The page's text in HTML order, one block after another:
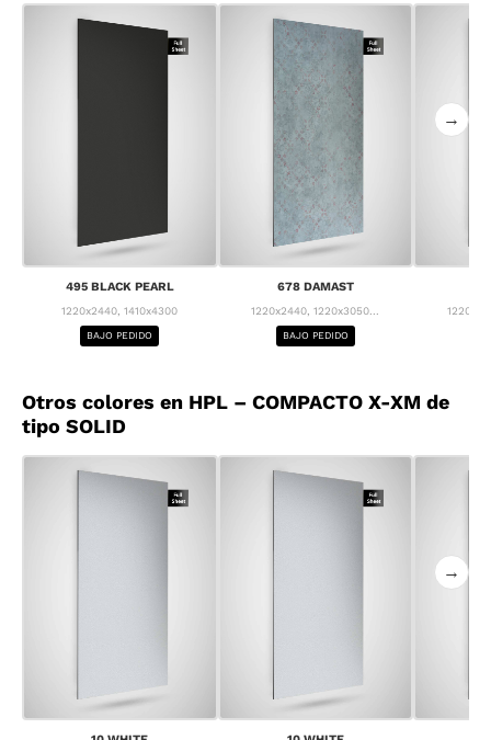
495 BLACK PEARL
1220x2440, 1410x4300
BAJO PEDIDO
678 DAMAST
1220x2440, 1220x3050...
BAJO PEDIDO
→
Otros colores en HPL – COMPACTO X-XM de
tipo SOLID
→